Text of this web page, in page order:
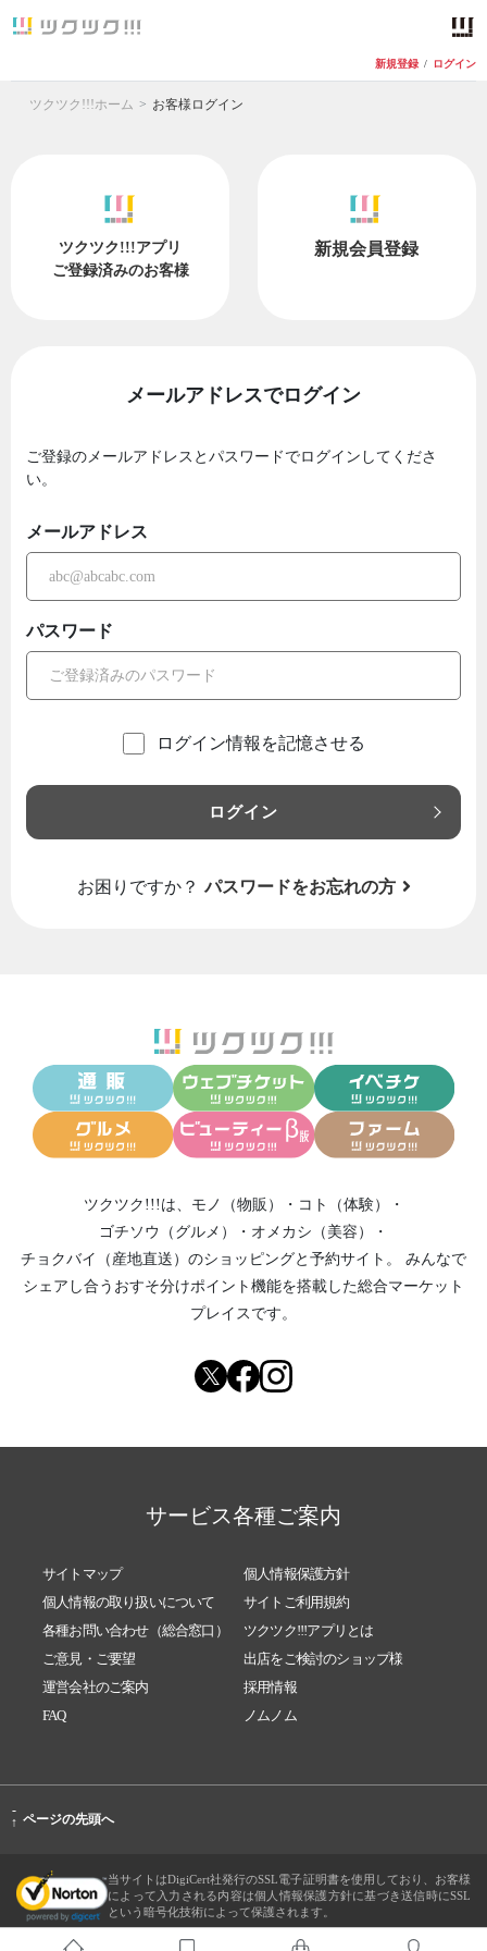
新規登録 / ログイン
ツクツク!!!ホーム お客様ログイン
ツクツク!!!アプリ
ご登録済みのお客様
新規会員登録
メールアドレスでログイン
ご登録のメールアドレスとパスワードでログインしてくださ
い。
メールアドレス
パスワード
ログイン情報を記憶させる
ログイン
お困りですか？ パスワードをお忘れの方
ツクツク!!!は、 モノ（物販） ・ コト（体験）
・
ゴチソウ（グルメ）
・ オメカシ（美容）
・
チョクバイ（産地直送） のショッピングと予約サイト。
みんなで
シェアし合う おすそ分けポイント機能を搭載した総合マーケット
プレイスです。
サービス各種ご案内
サイトマップ
個人情報保護方針
個人情報の取り扱いについて
サイトご利用規約
各種お問い合わせ（総合窓口）
ツクツク!!!アプリとは
ご意見・ご要望
出店をご検討のショップ様
運営会社のご案内
採用情報
FAQ
ノムノム
-
↑ ページの先頭へ
当サイトはDigiCert社発行のSSL電子証明書を使用しており、お客様
によって入力される内容は個人情報保護方針に基づき送信時にSSL
という暗号化技術によって保護されます。